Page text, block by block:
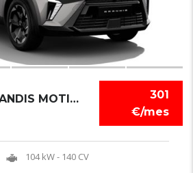
301
€/mes
MITSUBISHI GRANDIS MOTION
104 kW - 140 CV